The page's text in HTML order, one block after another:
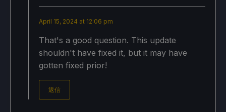
April 15, 2024 at 12:06 pm
That's a good question. This update
shouldn't have fixed it, but it may have
gotten fixed prior!
返信